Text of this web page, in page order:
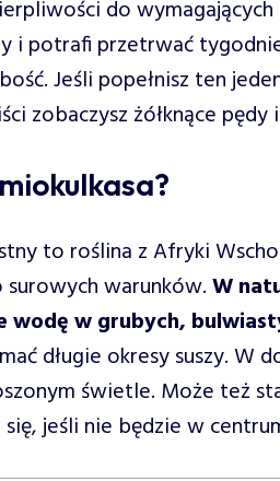
do
i potrafi przetrwać
Jeśli popełnisz ten
zobaczysz żółknące pędy
to roślina z Afryki
surowych warunków.W
wodę w grubych,
długie okresy suszy. W
świetle. Może też
jeśli nie będzie w